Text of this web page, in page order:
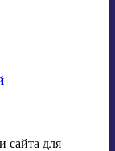
сайта для